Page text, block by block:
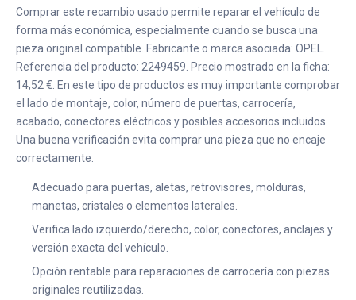
Comprar este recambio usado permite reparar el vehículo de
forma más económica, especialmente cuando se busca una
pieza original compatible. Fabricante o marca asociada: OPEL.
Referencia del producto: 2249459. Precio mostrado en la ficha:
14,52 €. En este tipo de productos es muy importante comprobar
el lado de montaje, color, número de puertas, carrocería,
acabado, conectores eléctricos y posibles accesorios incluidos.
Una buena verificación evita comprar una pieza que no encaje
correctamente.
Adecuado para puertas, aletas, retrovisores, molduras,
manetas, cristales o elementos laterales.
Verifica lado izquierdo/derecho, color, conectores, anclajes y
versión exacta del vehículo.
Opción rentable para reparaciones de carrocería con piezas
originales reutilizadas.